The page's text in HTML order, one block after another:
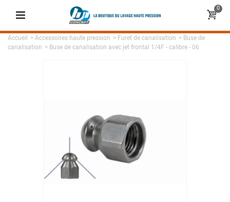
0
Accueil > Accessoires haute pression > Furet de canalisation > Buse de
canalisation > Buse de canalisation avec jet frontal 1/4F - calibre - 06